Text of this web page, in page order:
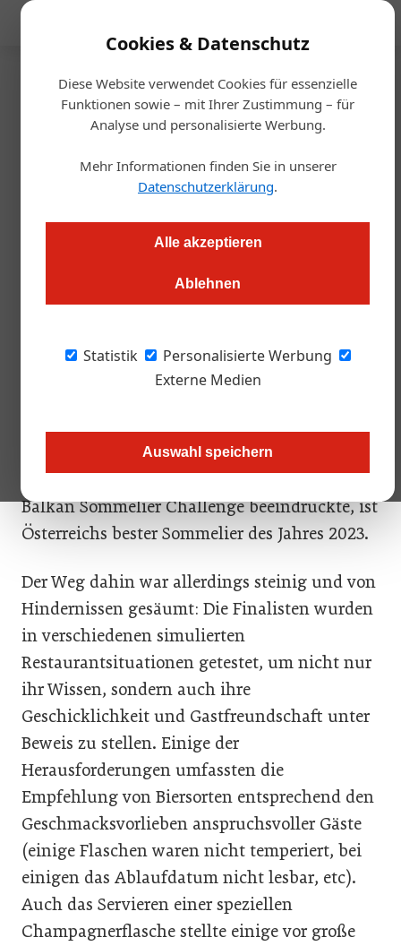
Cookies & Datenschutz
Diese Website verwendet Cookies für essenzielle
Funktionen sowie – mit Ihrer Zustimmung – für
Analyse und personalisierte Werbung.
Mehr Informationen finden Sie in unserer
Datenschutzerklärung.
Alle akzeptieren
Ablehnen
Statistik
Personalisierte Werbung
Externe Medien
Auswahl speichern
Startseite/Gastro & Hotel
Gastronomie
Maximilian Steiner ist „Bester
Sommelier Österreichs 2023“
24.10.2023, 10:05 Uhr
Der Hotelierssohn aus Obergurgl schafft es in die Hall of
Bild oben: Annemarie Foidl, die Queen der
Maximilian Steiner.
Maximilian Steiner, der bereits 2019 bei der
Balkan Sommelier Challenge beeindruckte, ist
Österreichs bester Sommelier des Jahres 2023.
Der Weg dahin war allerdings steinig und von
Hindernissen gesäumt: Die Finalisten wurden
in verschiedenen simulierten
Restaurantsituationen getestet, um nicht nur
ihr Wissen, sondern auch ihre
Geschicklichkeit und Gastfreundschaft unter
Beweis zu stellen. Einige der
Herausforderungen umfassten die
Empfehlung von Biersorten entsprechend den
Geschmacksvorlieben anspruchsvoller Gäste
(einige Flaschen waren nicht temperiert, bei
einigen das Ablaufdatum nicht lesbar, etc).
Auch das Servieren einer speziellen
Champagnerflasche stellte einige vor große